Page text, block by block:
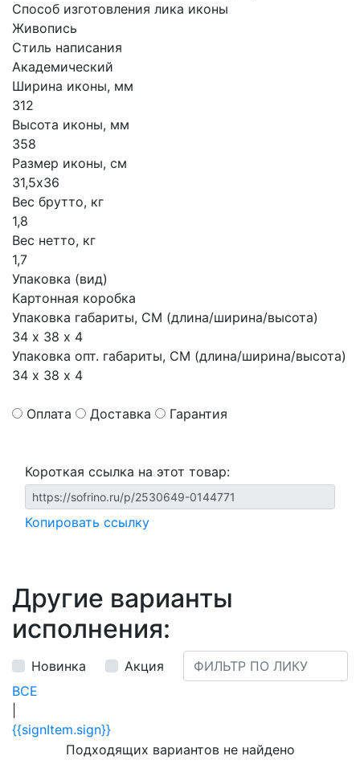
Способ изготовления лика иконы
Живопись
Стиль написания
Академический
Ширина иконы, мм
312
Высота иконы, мм
358
Размер иконы, см
31,5х36
Вес брутто, кг
1,8
Вес нетто, кг
1,7
Упаковка (вид)
Картонная коробка
Упаковка габариты, СМ (длина/ширина/высота)
34 х 38 х 4
Упаковка опт. габариты, СМ (длина/ширина/высота)
34 х 38 х 4
Оплата Доставка Гарантия
Короткая ссылка на этот товар:
Копировать ссылку
Другие варианты
исполнения:
Новинка
Акция
ВСЕ
{{signItem.sign}}
Подходящих вариантов не найдено